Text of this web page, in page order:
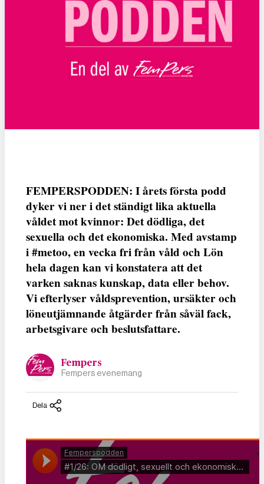
FEMPERSPODDEN: I årets första podd
dyker vi ner i det ständigt lika aktuella
våldet mot kvinnor: Det dödliga, det
sexuella och det ekonomiska. Med avstamp
i #metoo, en vecka fri från våld och Lön
hela dagen kan vi konstatera att det
varken saknas kunskap, data eller behov.
Vi efterlyser våldsprevention, ursäkter och
löneutjämnande åtgärder från såväl fack,
arbetsgivare och beslutsfattare.
Fempers
Fempers evenemang
Dela